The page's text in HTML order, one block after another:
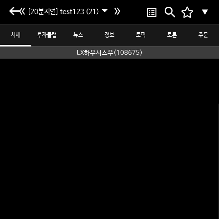
[20분지연] test123 (21) ▼
시세 투자클럽 뉴스 정보 토픽 토론 주문
LX하우시스우(108675)